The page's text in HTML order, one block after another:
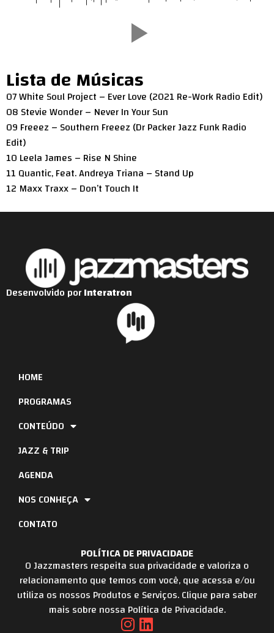
Lista de Músicas
07 White Soul Project – Ever Love (2021 Re-Work Radio Edit)
08 Stevie Wonder – Never In Your Sun
09 Freeez – Southern Freeez (Dr Packer Jazz Funk Radio
Edit)
10 Leela James – Rise N Shine
11 Quantic, Feat. Andreya Triana – Stand Up
12 Maxx Traxx – Don’t Touch It
POLÍTICA DE PRIVACIDADE
O Jazzmasters respeita sua privacidade e valoriza o
relacionamento que temos com você, que acessa e/ou
utiliza os nossos Produtos e Serviços. Clique para saber
mais sobre nossa Política de Privacidade.
HOME
PROGRAMAS
CONTEÚDO
JAZZ & TRIP
AGENDA
NOS CONHEÇA
CONTATO
Desenvolvido porInteratron